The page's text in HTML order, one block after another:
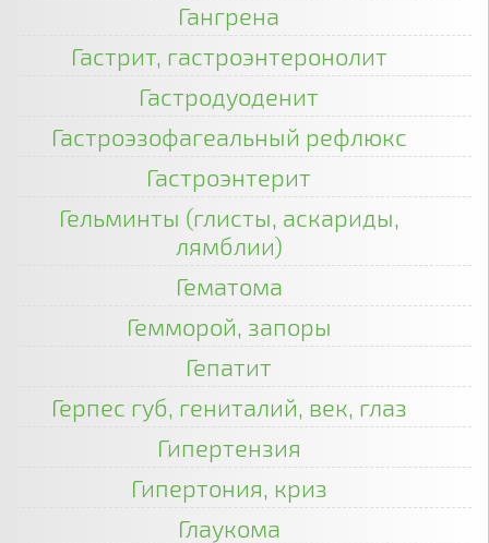
Гангрена
Гастрит, гастроэнтеронолит
Гастродуоденит
Гастроэзофагеальный рефлюкс
Гастроэнтерит
Гельминты (глисты, аскариды,
лямблии)
Гематома
Гемморой, запоры
Гепатит
Герпес губ, гениталий, век, глаз
Гипертензия
Гипертония, криз
Глаукома